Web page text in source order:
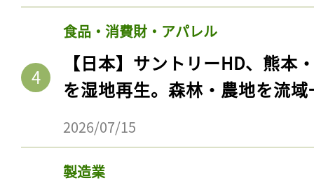
食品・消費財・アパレル
【日本】サントリーHD、熊本
を湿地再生。森林・農地を流
2026/07/15
製造業